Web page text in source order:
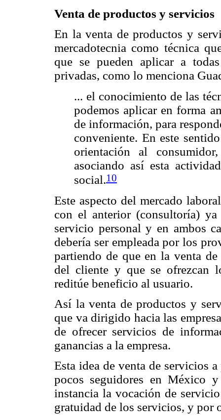
Venta de productos y servicios
En la venta de productos y
mercadotecnia como técnica
que se pueden aplicar a
privadas, como lo menciona
... el conocimiento de las
podemos aplicar en forma
de información, para
conveniente. En este
orientación al
asociando así esta
social.10
Este aspecto del mercado
con el anterior (consultoría)
servicio personal y en ambos
debería ser empleada por los
partiendo de que en la venta
del cliente y que se ofrezcan
reditúe beneficio al usuario.
Así la venta de productos y
que va dirigido hacia las
de ofrecer servicios de
ganancias a la empresa.
Esta idea de venta de servicios
pocos seguidores en México
instancia la vocación de
gratuidad de los servicios, y por